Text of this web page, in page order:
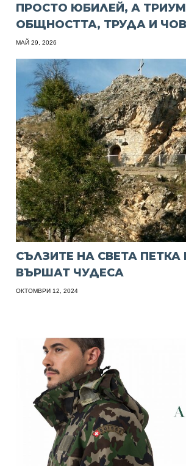
ПРОСТО ЮБИЛЕЙ, А
ОБЩНОСТТА, ТРУДА И
МАЙ 29, 2026
СЪЛЗИТЕ НА СВЕТА ПЕТКА
ВЪРШАТ ЧУДЕСА
ОКТОМВРИ 12, 2024